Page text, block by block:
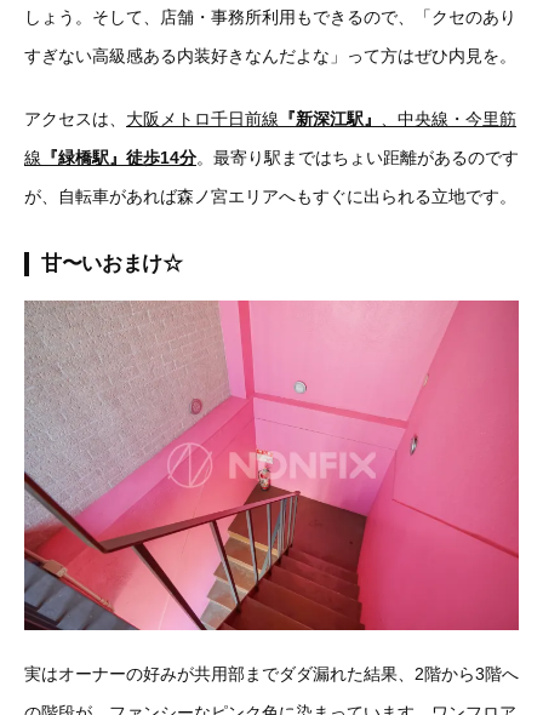
しょう。そして、店舗・事務所利用もできるので、「クセのあり
すぎない高級感ある内装好きなんだよな」って方はぜひ内見を。
アクセスは、 大阪メトロ千日前線 『新深江駅』 、中央線・今里筋
線 『緑橋駅』徒歩14分。最寄り駅まではちょい距離があるのです
が、自転車があれば森ノ宮エリアへもすぐに出られる立地です。
甘〜いおまけ☆
実はオーナーの好みが共用部までダダ漏れた結果、2階から3階へ